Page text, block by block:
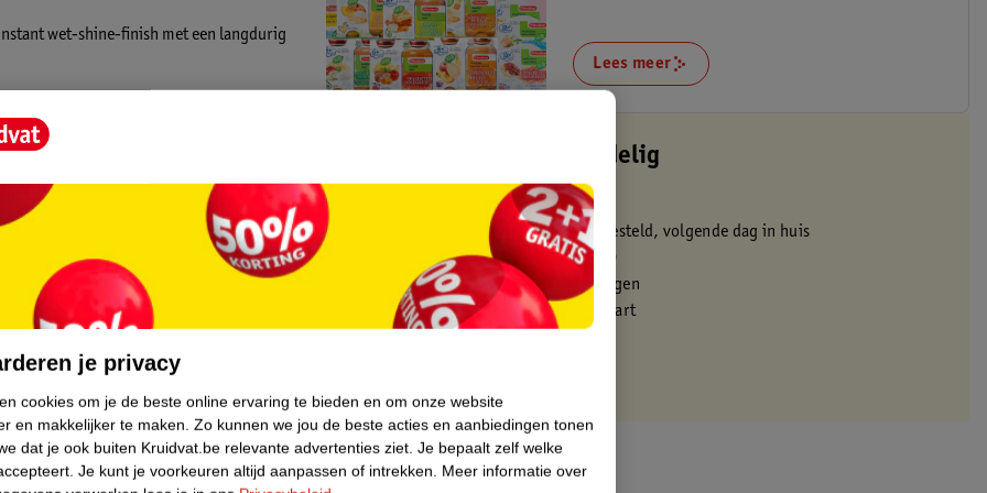
wet-shine-finish met een langdurig
licht aan op je lippen voor een
een precieze applicatie, zodat je met
luxe verzorging voor je lippen.
zorgt voor een natuurlijk ogende
pigmentatie is deze lipgloss
unieke looks en laat je lippen stralen met
Lees meer
Kruidvat is altijd voordelig
Gratis ophalen in de winkel
Op werkdagen voor 22:00 uur besteld, volgende dag in huis
Gratis thuisbezorgd vanaf 50.00
Gratis retourneren binnen 30 dagen
Gratis punten met je Kruidvat kaart
je privacy
cookies om je de beste online ervaring te bieden en om onze website
en makkelijker te maken. Zo kunnen we jou de beste acties en aanbiedingen tonen
dat je ook buiten Kruidvat.be relevante advertenties ziet. Je bepaalt zelf welke
Je kunt je voorkeuren altijd aanpassen of intrekken. Meer informatie over